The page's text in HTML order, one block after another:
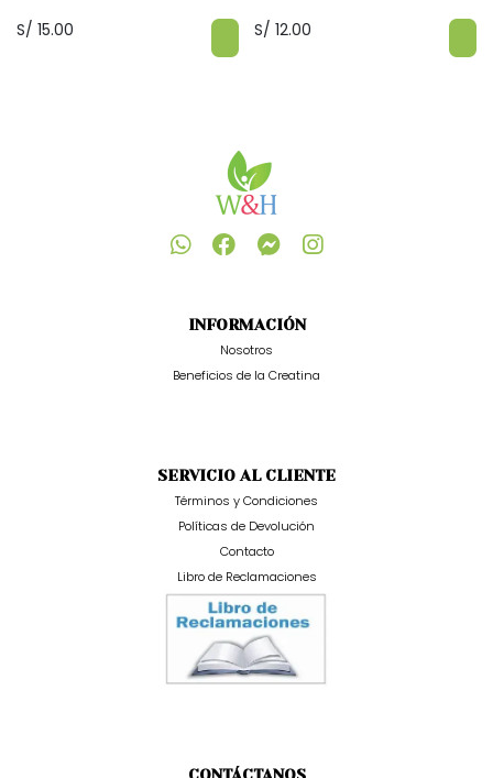
S/ 15.00
S/ 12.00
INFORMACIÓN
Nosotros
Beneficios de la Creatina
SERVICIO AL CLIENTE
Términos y Condiciones
Políticas de Devolución
Contacto
Libro de Reclamaciones